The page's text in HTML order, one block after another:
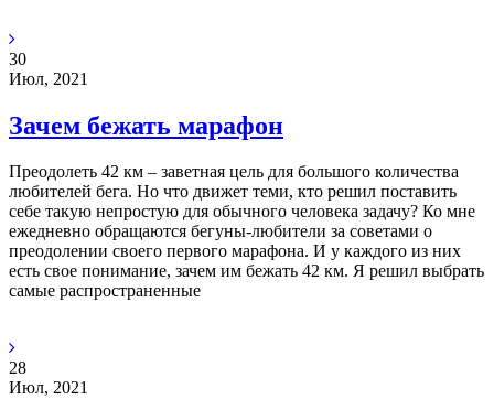
30
Июл, 2021
Зачем бежать марафон
Преодолеть 42 км – заветная цель для большого количества
любителей бега. Но что движет теми, кто решил поставить
себе такую непростую для обычного человека задачу? Ко мне
ежедневно обращаются бегуны-любители за советами о
преодолении своего первого марафона. И у каждого из них
есть свое понимание, зачем им бежать 42 км. Я решил выбрать
самые распространенные
28
Июл, 2021